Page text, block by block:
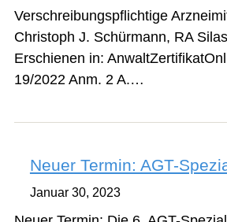
Verschreibungspflichtige
Christoph J. Schürmann, RA
Erschienen in:
19/2022 Anm. 2 A.…
Neuer Termin: AGT-
Januar 30, 2023